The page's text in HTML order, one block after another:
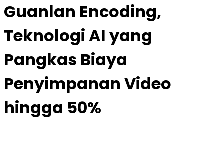
Guanlan Encoding,
Teknologi AI yang
Pangkas Biaya
Penyimpanan Video
hingga 50%